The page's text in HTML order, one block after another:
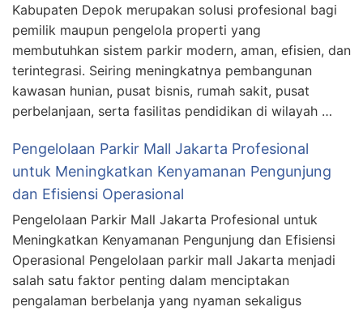
Kabupaten Depok merupakan solusi profesional bagi
pemilik maupun pengelola properti yang
membutuhkan sistem parkir modern, aman, efisien, dan
terintegrasi. Seiring meningkatnya pembangunan
kawasan hunian, pusat bisnis, rumah sakit, pusat
perbelanjaan, serta fasilitas pendidikan di wilayah …
Pengelolaan Parkir Mall Jakarta Profesional
untuk Meningkatkan Kenyamanan Pengunjung
dan Efisiensi Operasional
Pengelolaan Parkir Mall Jakarta Profesional untuk
Meningkatkan Kenyamanan Pengunjung dan Efisiensi
Operasional Pengelolaan parkir mall Jakarta menjadi
salah satu faktor penting dalam menciptakan
pengalaman berbelanja yang nyaman sekaligus